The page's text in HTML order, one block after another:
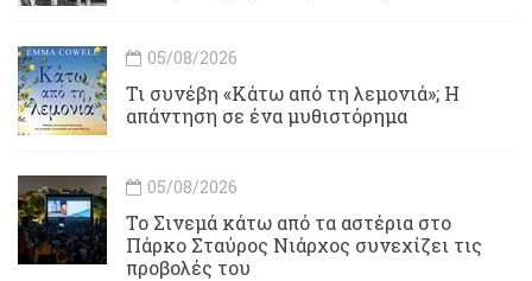
05/08/2026
Τι συνέβη «Κάτω από τη λεμονιά»; Η
απάντηση σε ένα μυθιστόρημα
05/08/2026
To Σινεμά κάτω από τα αστέρια στο
Πάρκο Σταύρος Νιάρχος συνεχίζει τις
προβολές του